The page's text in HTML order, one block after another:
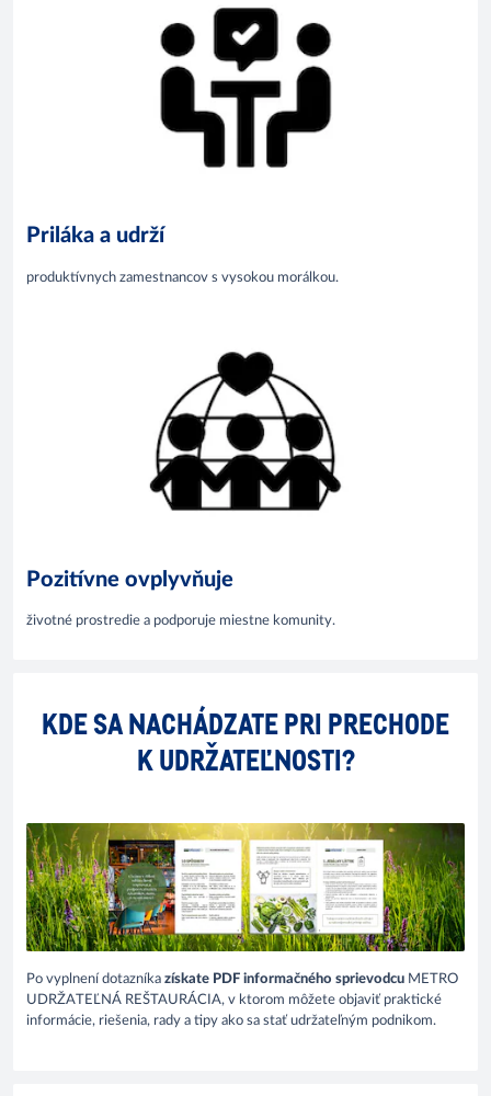
Priláka a udrží
produktívnych zamestnancov s vysokou morálkou.
Pozitívne ovplyvňuje
životné prostredie a podporuje miestne komunity.
KDE SA NACHÁDZATE PRI PRECHODE
K UDRŽATEĽNOSTI?
Po vyplnení dotazníka získate PDF informačného sprievodcu METRO
UDRŽATEĽNÁ REŠTAURÁCIA, v ktorom môžete objaviť praktické
informácie, riešenia, rady a tipy ako sa stať udržateľným podnikom.